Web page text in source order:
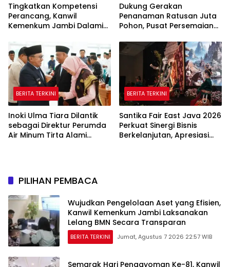
Tingkatkan Kompetensi
Perancang, Kanwil
Kemenkum Jambi Dalami
Peraturan Perundang-
undangan
Dukung Gerakan
Penanaman Ratusan Juta
Pohon, Pusat Persemaian
Perkuat Jaringan
Persemaian Nasional*
BERITA TERKINI
Inoki Ulma Tiara Dilantik
sebagai Direktur Perumda
Air Minum Tirta Alami
BERITA TERKINI
Santika Fair East Java 2026
Perkuat Sinergi Bisnis
Berkelanjutan, Apresiasi
PILIHAN PEMBACA
Wujudkan Pengelolaan Aset yang Efisien,
Kanwil Kemenkum Jambi Laksanakan
Lelang BMN Secara Transparan
BERITA TERKINI Jumat, Agustus 7 2026 22:57 WIB
Semarak Hari Pengayoman Ke-81, Kanwil